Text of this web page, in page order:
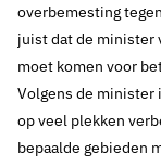
overbemesting
juist dat de minister
moet komen voor
Volgens de
op veel plekken
bepaalde gebieden